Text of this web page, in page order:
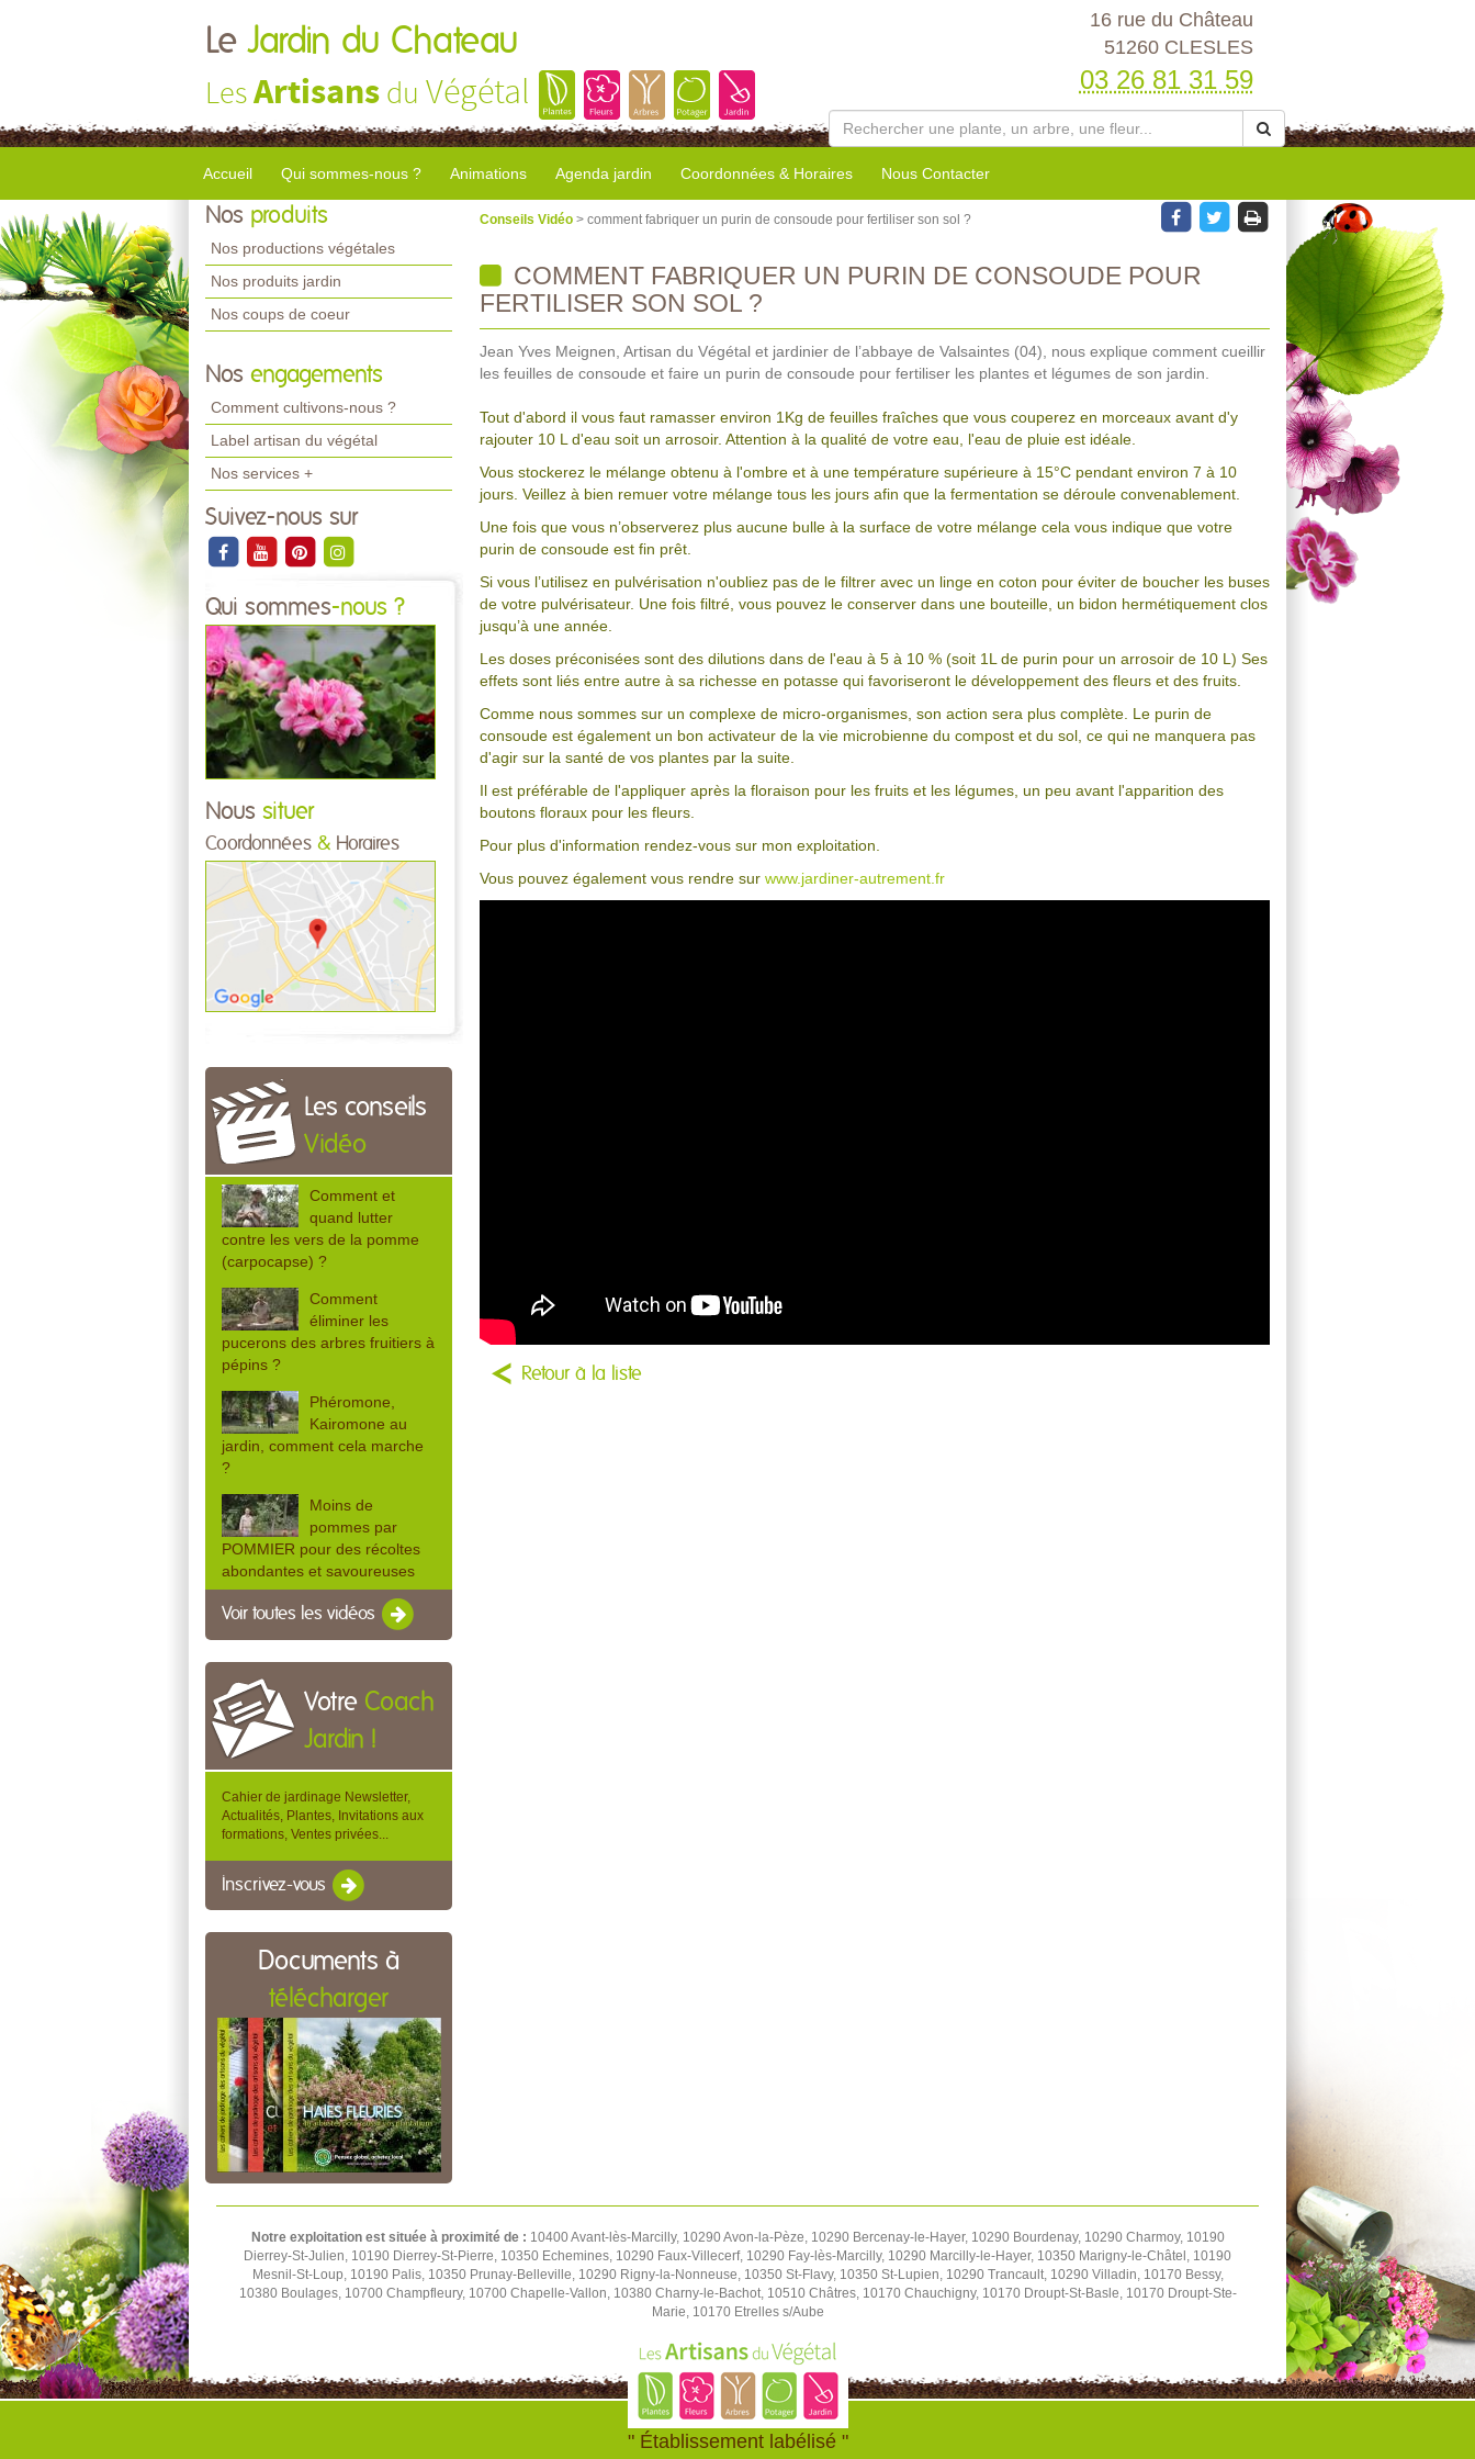
Le Jardin du Chateau
LesArtisans du Végétal
16 rue du Château
51260 CLESLES
03 26 81 31 59
Accueil Qui sommes-nous ? Animations Agenda jardin Coordonnées & Horaires Nous Contacter
Nos produits
Nos productions végétales
Nos produits jardin
Nos coups de coeur
Nos engagements
Comment cultivons-nous ?
Label artisan du végétal
Nos services +
Suivez-nous sur
Qui sommes-nous ?
Nous situer
Coordonnées & Horaires
Les conseils
Vidéo
Comment et
quand lutter
contre les vers de la pomme
(carpocapse) ?
Comment
éliminer les
pucerons des arbres fruitiers à
pépins ?
Phéromone,
Kairomone au
jardin, comment cela marche
?
Moins de
pommes par
POMMIER pour des récoltes
abondantes et savoureuses
Voir toutes les vidéos
Votre Coach
Jardin !
Cahier de jardinage Newsletter,
Actualités, Plantes, Invitations aux
formations, Ventes privées...
Inscrivez-vous
Documents à
télécharger
Conseils Vidéo > comment fabriquer un purin de consoude pour fertiliser son sol ?
COMMENT FABRIQUER UN PURIN DE CONSOUDE POUR
FERTILISER SON SOL ?
Jean Yves Meignen, Artisan du Végétal et jardinier de l’abbaye de Valsaintes (04), nous explique comment cueillir
les feuilles de consoude et faire un purin de consoude pour fertiliser les plantes et légumes de son jardin.
Tout d'abord il vous faut ramasser environ 1Kg de feuilles fraîches que vous couperez en morceaux avant d'y
rajouter 10 L d'eau soit un arrosoir. Attention à la qualité de votre eau, l'eau de pluie est idéale.
Vous stockerez le mélange obtenu à l'ombre et à une température supérieure à 15°C pendant environ 7 à 10
jours. Veillez à bien remuer votre mélange tous les jours afin que la fermentation se déroule convenablement.
Une fois que vous n’observerez plus aucune bulle à la surface de votre mélange cela vous indique que votre
purin de consoude est fin prêt.
Si vous l’utilisez en pulvérisation n'oubliez pas de le filtrer avec un linge en coton pour éviter de boucher les buses
de votre pulvérisateur. Une fois filtré, vous pouvez le conserver dans une bouteille, un bidon hermétiquement clos
jusqu’à une année.
Les doses préconisées sont des dilutions dans de l'eau à 5 à 10 % (soit 1L de purin pour un arrosoir de 10 L) Ses
effets sont liés entre autre à sa richesse en potasse qui favoriseront le développement des fleurs et des fruits.
Comme nous sommes sur un complexe de micro-organismes, son action sera plus complète. Le purin de
consoude est également un bon activateur de la vie microbienne du compost et du sol, ce qui ne manquera pas
d'agir sur la santé de vos plantes par la suite.
Il est préférable de l'appliquer après la floraison pour les fruits et les légumes, un peu avant l'apparition des
boutons floraux pour les fleurs.
Pour plus d'information rendez-vous sur mon exploitation.
Vous pouvez également vous rendre sur www.jardiner-autrement.fr
Retour à la liste
Notre exploitation est située à proximité de : 10400 Avant-lès-Marcilly, 10290 Avon-la-Pèze, 10290 Bercenay-le-Hayer, 10290 Bourdenay, 10290 Charmoy, 10190
Dierrey-St-Julien, 10190 Dierrey-St-Pierre, 10350 Echemines, 10290 Faux-Villecerf, 10290 Fay-lès-Marcilly, 10290 Marcilly-le-Hayer, 10350 Marigny-le-Châtel, 10190
Mesnil-St-Loup, 10190 Palis, 10350 Prunay-Belleville, 10290 Rigny-la-Nonneuse, 10350 St-Flavy, 10350 St-Lupien, 10290 Trancault, 10290 Villadin, 10170 Bessy,
10380 Boulages, 10700 Champfleury, 10700 Chapelle-Vallon, 10380 Charny-le-Bachot, 10510 Châtres, 10170 Chauchigny, 10170 Droupt-St-Basle, 10170 Droupt-Ste-
Marie, 10170 Etrelles s/Aube
" Établissement labélisé "